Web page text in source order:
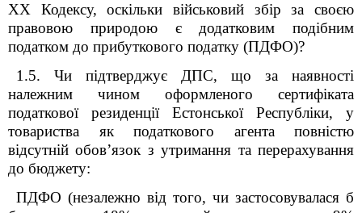
ХХ Кодексу, оскільки військовий збір за своєю
правовою природою є додатковим подібним
податком до прибуткового податку (ПДФО)?
1.5. Чи підтверджує ДПС, що за наявності
належним чином оформленого сертифіката
податкової резиденції Естонської Республіки, у
товариства як податкового агента повністю
відсутній обов’язок з утримання та перерахування
до бюджету:
ПДФО (незалежно від того, чи застосовувалася б